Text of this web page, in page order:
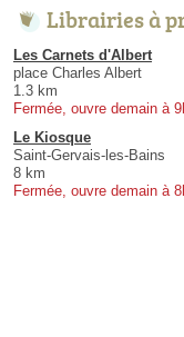
Librairies à
Les Carnets d'Albert
place Charles Albert
1.3 km
Fermée, ouvre demain à
Le Kiosque
Saint-Gervais-les-Bains
8 km
Fermée, ouvre demain à